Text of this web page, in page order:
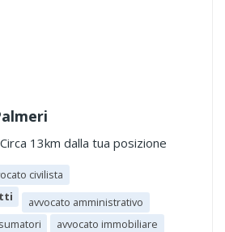
13km dalla tua posizione
civilista
avvocato amministrativo
avvocato immobiliare